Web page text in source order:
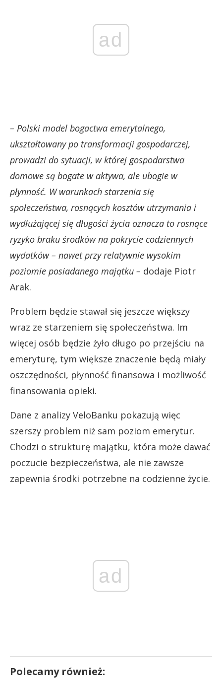
ad
– Polski model bogactwa emerytalnego,
ukształtowany po transformacji gospodarczej,
prowadzi do sytuacji, w której gospodarstwa
domowe są bogate w aktywa, ale ubogie w
płynność. W warunkach starzenia się
społeczeństwa, rosnących kosztów utrzymania i
wydłużającej się długości życia oznacza to rosnące
ryzyko braku środków na pokrycie codziennych
wydatków – nawet przy relatywnie wysokim
poziomie posiadanego majątku – dodaje Piotr
Arak.
Problem będzie stawał się jeszcze większy
wraz ze starzeniem się społeczeństwa. Im
więcej osób będzie żyło długo po przejściu na
emeryturę, tym większe znaczenie będą miały
oszczędności, płynność finansowa i możliwość
finansowania opieki.
Dane z analizy VeloBanku pokazują więc
szerszy problem niż sam poziom emerytur.
Chodzi o strukturę majątku, która może dawać
poczucie bezpieczeństwa, ale nie zawsze
zapewnia środki potrzebne na codzienne życie.
ad
Polecamy również: